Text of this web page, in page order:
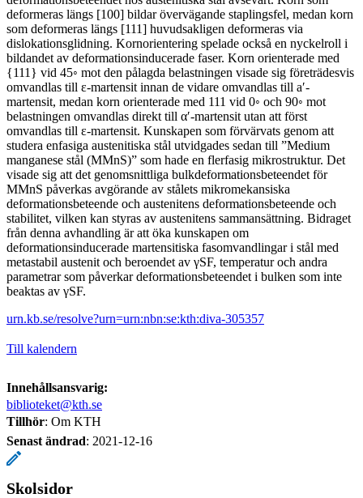
deformeras längs [100] bildar övervägande staplingsfel, medan korn
som deformeras längs [111] huvudsakligen deformeras via
dislokationsglidning. Kornorientering spelade också en nyckelroll i
bildandet av deformationsinducerade faser. Korn orienterade med
{111} vid 45◦ mot den pålagda belastningen visade sig företrädesvis
omvandlas till ε-martensit innan de vidare omvandlas till a′-
martensit, medan korn orienterade med 111 vid 0◦ och 90◦ mot
belastningen omvandlas direkt till α′-martensit utan att först
omvandlas till ε-martensit. Kunskapen som förvärvats genom att
studera enfasiga austenitiska stål utvidgades sedan till ”Medium
manganese stål (MMnS)” som hade en flerfasig mikrostruktur. Det
visade sig att det genomsnittliga bulkdeformationsbeteendet för
MMnS påverkas avgörande av stålets mikromekansiska
deformationsbeteende och austenitens deformationsbeteende och
stabilitet, vilken kan styras av austenitens sammansättning. Bidraget
från denna avhandling är att öka kunskapen om
deformationsinducerade martensitiska fasomvandlingar i stål med
metastabil austenit och beroendet av γSF, temperatur och andra
parametrar som påverkar deformationsbeteendet i bulken som inte
beaktas av γSF.
urn.kb.se/resolve?urn=urn:nbn:se:kth:diva-305357
Till kalendern
Innehållsansvarig:
biblioteket@kth.se
Tillhör: Om KTH
Senast ändrad: 2021-12-16
Skolsidor